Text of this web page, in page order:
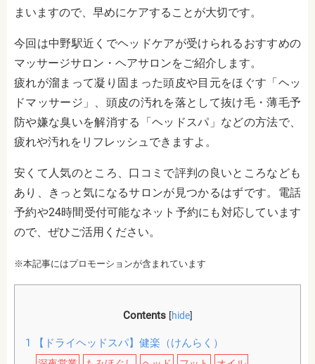
まいますので、早めにケアすることが大切です。
今回は中野駅近くでヘッドケアが受けられるおすすめの
マッサージサロン・ヘアサロンをご紹介します。
疲れが溜まって凝り固まった頭皮や目元をほぐす「ヘッ
ドマッサージ」、頭皮の汚れを落として抜け毛・薄毛予
防や嫌な臭いを解消する「ヘッドスパ」などの方法で、
疲れや汚れをリフレッシュできますよ。
安くて人気のところ、口コミで評判の良いところなども
あり、きっと気になるサロンが見つかるはずです。 電話
予約や24時間受付可能なネット予約にも対応しています
ので、ぜひご活用ください。
※本記事にはプロモーションが含まれています
Contents [hide]
1 【ドライヘッドスパ】健楽（けんらく）